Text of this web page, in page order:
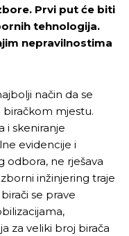
Prvi put će biti
tehnologija.
nepravilnostima
način da se
mjestu.
i skeniranje
evidencije i
odbora, ne rješava
inžinjering traje
se prave
za veliki broj birača